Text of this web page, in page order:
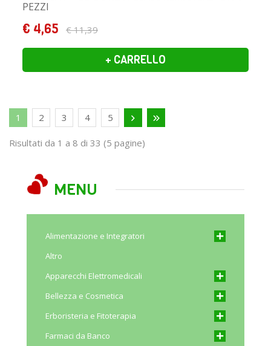
PEZZI
€ 4,65 € 11,39
+ CARRELLO
1 2 3 4 5
Risultati da 1 a 8 di 33 (5 pagine)
MENU
Alimentazione e Integratori
Altro
Apparecchi Elettromedicali
Bellezza e Cosmetica
Erboristeria e Fitoterapia
Farmaci da Banco